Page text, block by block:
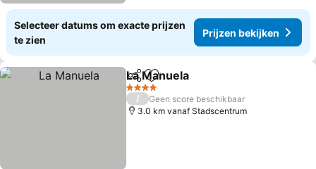
Selecteer datums om exacte prijzen
te zien
Prijzen bekijken
DelenToevoegen aan favorieten
La Manuela
4 Sterren
/
Geen score beschikbaar
3.0 km vanaf Stadscentrum